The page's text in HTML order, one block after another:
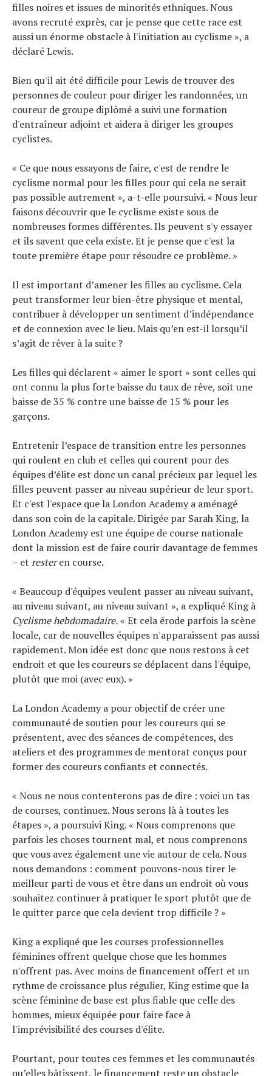
filles noires et issues de minorités ethniques. Nous
avons recruté exprès, car je pense que cette race est
aussi un énorme obstacle à l'initiation au cyclisme », a
déclaré Lewis.
Bien qu'il ait été difficile pour Lewis de trouver des
personnes de couleur pour diriger les randonnées, un
coureur de groupe diplômé a suivi une formation
d'entraîneur adjoint et aidera à diriger les groupes
cyclistes.
« Ce que nous essayons de faire, c'est de rendre le
cyclisme normal pour les filles pour qui cela ne serait
pas possible autrement », a-t-elle poursuivi. « Nous leur
faisons découvrir que le cyclisme existe sous de
nombreuses formes différentes. Ils peuvent s'y essayer
et ils savent que cela existe. Et je pense que c'est la
toute première étape pour résoudre ce problème. »
Il est important d’amener les filles au cyclisme. Cela
peut transformer leur bien-être physique et mental,
contribuer à développer un sentiment d’indépendance
et de connexion avec le lieu. Mais qu’en est-il lorsqu’il
s’agit de rêver à la suite ?
Les filles qui déclarent « aimer le sport » sont celles qui
ont connu la plus forte baisse du taux de rêve, soit une
baisse de 35 % contre une baisse de 15 % pour les
garçons.
Entretenir l’espace de transition entre les personnes
qui roulent en club et celles qui courent pour des
équipes d’élite est donc un canal précieux par lequel les
filles peuvent passer au niveau supérieur de leur sport.
Et c'est l'espace que la London Academy a aménagé
dans son coin de la capitale. Dirigée par Sarah King, la
London Academy est une équipe de course nationale
dont la mission est de faire courir davantage de femmes
– et resteren course.
« Beaucoup d'équipes veulent passer au niveau suivant,
au niveau suivant, au niveau suivant », a expliqué King à
Cyclisme hebdomadaire.« Et cela érode parfois la scène
locale, car de nouvelles équipes n'apparaissent pas aussi
rapidement. Mon idée est donc que nous restons à cet
endroit et que les coureurs se déplacent dans l'équipe,
plutôt que moi (avec eux). »
La London Academy a pour objectif de créer une
communauté de soutien pour les coureurs qui se
présentent, avec des séances de compétences, des
ateliers et des programmes de mentorat conçus pour
former des coureurs confiants et connectés.
« Nous ne nous contenterons pas de dire : voici un tas
de courses, continuez. Nous serons là à toutes les
étapes », a poursuivi King. « Nous comprenons que
parfois les choses tournent mal, et nous comprenons
que vous avez également une vie autour de cela. Nous
nous demandons : comment pouvons-nous tirer le
meilleur parti de vous et être dans un endroit où vous
souhaitez continuer à pratiquer le sport plutôt que de
le quitter parce que cela devient trop difficile ? »
King a expliqué que les courses professionnelles
féminines offrent quelque chose que les hommes
n'offrent pas. Avec moins de financement offert et un
rythme de croissance plus régulier, King estime que la
scène féminine de base est plus fiable que celle des
hommes, mieux équipée pour faire face à
l'imprévisibilité des courses d'élite.
Pourtant, pour toutes ces femmes et les communautés
qu’elles bâtissent, le financement reste un obstacle